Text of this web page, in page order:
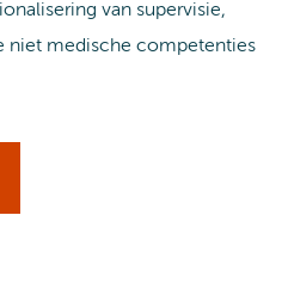
van supervisie,
niet medische competenties